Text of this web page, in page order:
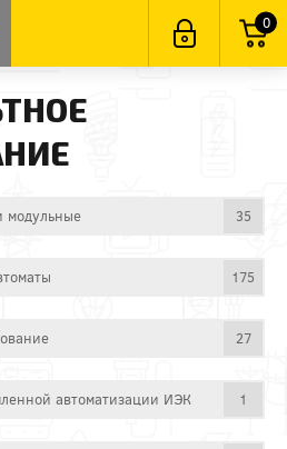
0
модульные 35
175
27
автоматизации ИЭК 1